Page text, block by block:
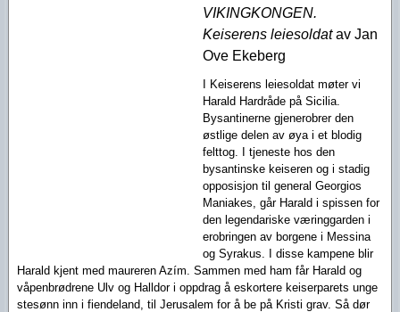
VIKINGKONGEN.
Keiserens leiesoldatav Jan
Ove Ekeberg
I Keiserens leiesoldat møter vi
Harald Hardråde på Sicilia.
Bysantinerne gjenerobrer den
østlige delen av øya i et blodig
felttog. I tjeneste hos den
bysantinske keiseren og i stadig
opposisjon til general Georgios
Maniakes, går Harald i spissen for
den legendariske væringgarden i
erobringen av borgene i Messina
og Syrakus. I disse kampene blir
Harald kjent med maureren Azím. Sammen med ham får Harald og
våpenbrødrene Ulv og Halldor i oppdrag å eskortere keiserparets unge
stesønn inn i fiendeland, til Jerusalem for å be på Kristi grav. Så dør